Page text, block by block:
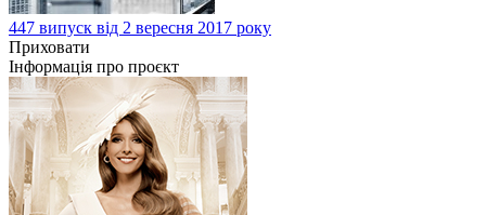
447 випуск від 2 вересня 2017 року
Приховати
Інформація про проєкт